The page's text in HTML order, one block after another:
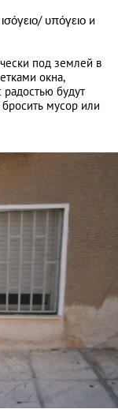
υπόγειο и
под землей в
окна,
будут
мусор или